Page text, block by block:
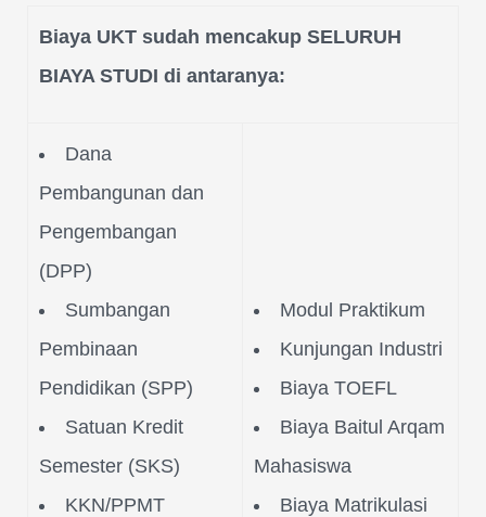
Biaya UKT sudah mencakup SELURUH
BIAYA STUDI di antaranya:
Dana
Pembangunan dan
Pengembangan
(DPP)
Sumbangan
Pembinaan
Pendidikan (SPP)
Satuan Kredit
Semester (SKS)
KKN/PPMT
Modul Praktikum
Kunjungan Industri
Biaya TOEFL
Biaya Baitul Arqam
Mahasiswa
Biaya Matrikulasi